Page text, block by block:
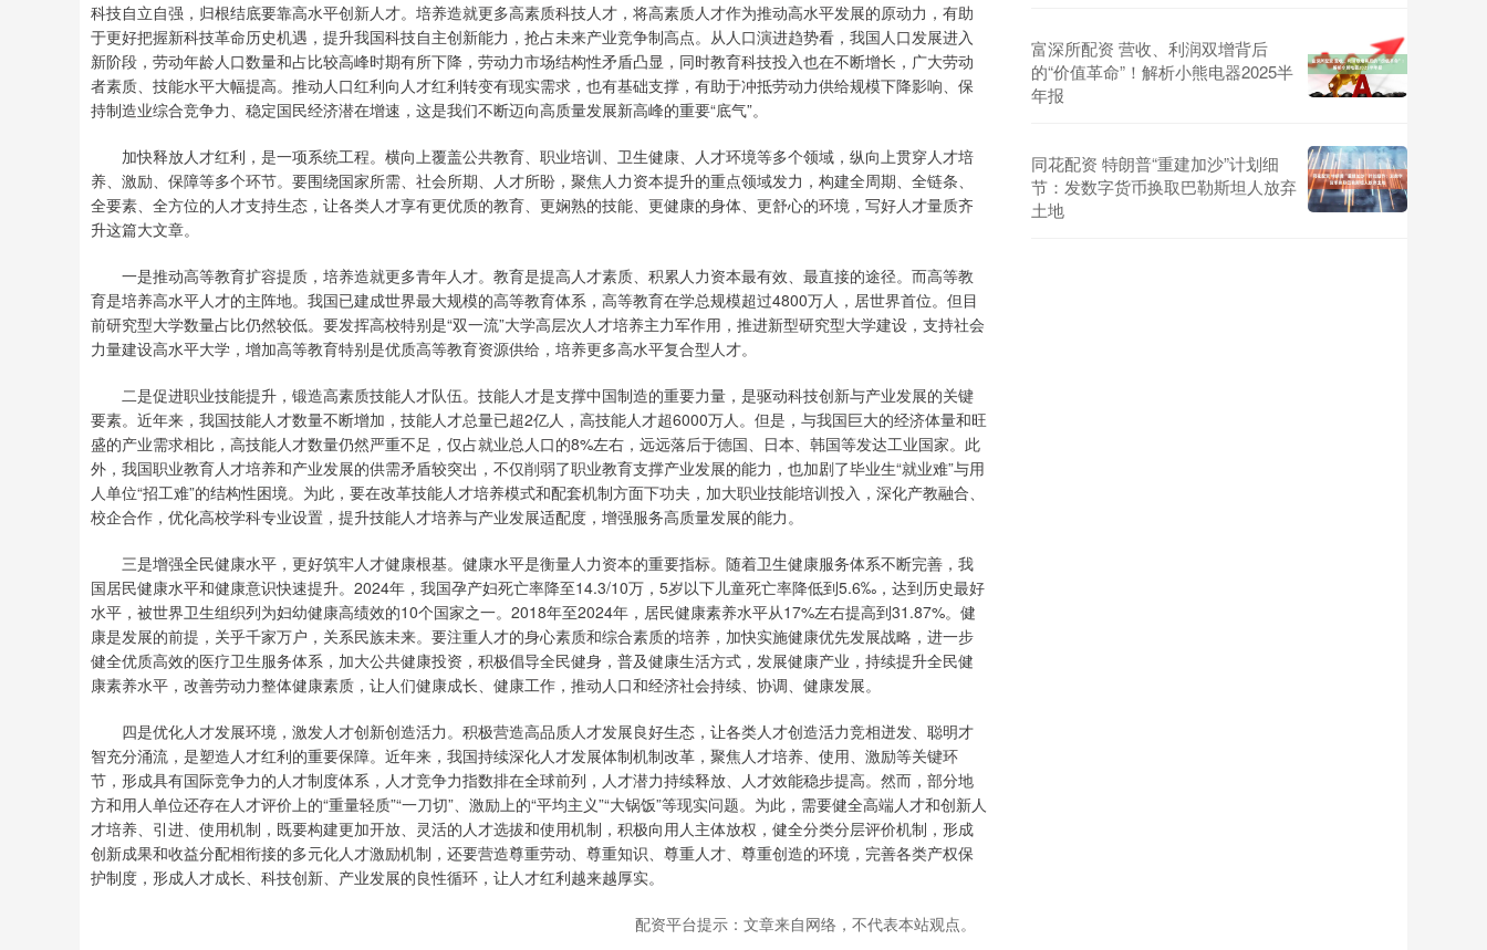
科技自立自强，归根结底要靠高水平创新人才。培养造就更多高素质科技人才，将高素质人才作为推动高水平发展的原动力，有助
于更好把握新科技革命历史机遇，提升我国科技自主创新能力，抢占未来产业竞争制高点。从人口演进趋势看，我国人口发展进入
新阶段，劳动年龄人口数量和占比较高峰时期有所下降，劳动力市场结构性矛盾凸显，同时教育科技投入也在不断增长，广大劳动
者素质、技能水平大幅提高。推动人口红利向人才红利转变有现实需求，也有基础支撑，有助于冲抵劳动力供给规模下降影响、保
持制造业综合竞争力、稳定国民经济潜在增速，这是我们不断迈向高质量发展新高峰的重要“底气”。
加快释放人才红利，是一项系统工程。横向上覆盖公共教育、职业培训、卫生健康、人才环境等多个领域，纵向上贯穿人才培
养、激励、保障等多个环节。要围绕国家所需、社会所期、人才所盼，聚焦人力资本提升的重点领域发力，构建全周期、全链条、
全要素、全方位的人才支持生态，让各类人才享有更优质的教育、更娴熟的技能、更健康的身体、更舒心的环境，写好人才量质齐
升这篇大文章。
一是推动高等教育扩容提质，培养造就更多青年人才。教育是提高人才素质、积累人力资本最有效、最直接的途径。而高等教
育是培养高水平人才的主阵地。我国已建成世界最大规模的高等教育体系，高等教育在学总规模超过4800万人，居世界首位。但目
前研究型大学数量占比仍然较低。要发挥高校特别是“双一流”大学高层次人才培养主力军作用，推进新型研究型大学建设，支持社会
力量建设高水平大学，增加高等教育特别是优质高等教育资源供给，培养更多高水平复合型人才。
二是促进职业技能提升，锻造高素质技能人才队伍。技能人才是支撑中国制造的重要力量，是驱动科技创新与产业发展的关键
要素。近年来，我国技能人才数量不断增加，技能人才总量已超2亿人，高技能人才超6000万人。但是，与我国巨大的经济体量和旺
盛的产业需求相比，高技能人才数量仍然严重不足，仅占就业总人口的8%左右，远远落后于德国、日本、韩国等发达工业国家。此
外，我国职业教育人才培养和产业发展的供需矛盾较突出，不仅削弱了职业教育支撑产业发展的能力，也加剧了毕业生“就业难”与用
人单位“招工难”的结构性困境。为此，要在改革技能人才培养模式和配套机制方面下功夫，加大职业技能培训投入，深化产教融合、
校企合作，优化高校学科专业设置，提升技能人才培养与产业发展适配度，增强服务高质量发展的能力。
三是增强全民健康水平，更好筑牢人才健康根基。健康水平是衡量人力资本的重要指标。随着卫生健康服务体系不断完善，我
国居民健康水平和健康意识快速提升。2024年，我国孕产妇死亡率降至14.3/10万，5岁以下儿童死亡率降低到5.6‰，达到历史最好
水平，被世界卫生组织列为妇幼健康高绩效的10个国家之一。2018年至2024年，居民健康素养水平从17%左右提高到31.87%。健
康是发展的前提，关乎千家万户，关系民族未来。要注重人才的身心素质和综合素质的培养，加快实施健康优先发展战略，进一步
健全优质高效的医疗卫生服务体系，加大公共健康投资，积极倡导全民健身，普及健康生活方式，发展健康产业，持续提升全民健
康素养水平，改善劳动力整体健康素质，让人们健康成长、健康工作，推动人口和经济社会持续、协调、健康发展。
四是优化人才发展环境，激发人才创新创造活力。积极营造高品质人才发展良好生态，让各类人才创造活力竞相迸发、聪明才
智充分涌流，是塑造人才红利的重要保障。近年来，我国持续深化人才发展体制机制改革，聚焦人才培养、使用、激励等关键环
节，形成具有国际竞争力的人才制度体系，人才竞争力指数排在全球前列，人才潜力持续释放、人才效能稳步提高。然而，部分地
方和用人单位还存在人才评价上的“重量轻质”“一刀切”、激励上的“平均主义”“大锅饭”等现实问题。为此，需要健全高端人才和创新人
才培养、引进、使用机制，既要构建更加开放、灵活的人才选拔和使用机制，积极向用人主体放权，健全分类分层评价机制，形成
创新成果和收益分配相衔接的多元化人才激励机制，还要营造尊重劳动、尊重知识、尊重人才、尊重创造的环境，完善各类产权保
护制度，形成人才成长、科技创新、产业发展的良性循环，让人才红利越来越厚实。
配资平台提示：文章来自网络，不代表本站观点。
富深所配资 营收、利润双增背后
的“价值革命”！解析小熊电器2025半
年报
同花配资 特朗普“重建加沙”计划细
节：发数字货币换取巴勒斯坦人放弃
土地